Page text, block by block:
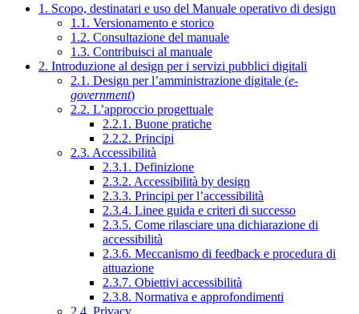
1. Scopo, destinatari e uso del Manuale operativo di design
1.1. Versionamento e storico
1.2. Consultazione del manuale
1.3. Contribuisci al manuale
2. Introduzione al design per i servizi pubblici digitali
2.1. Design per l’amministrazione digitale (e-
government)
2.2. L’approccio progettuale
2.2.1. Buone pratiche
2.2.2. Principi
2.3. Accessibilità
2.3.1. Definizione
2.3.2. Accessibilità by design
2.3.3. Principi per l’accessibilità
2.3.4. Linee guida e criteri di successo
2.3.5. Come rilasciare una dichiarazione di
accessibilità
2.3.6. Meccanismo di feedback e procedura di
attuazione
2.3.7. Obiettivi accessibilità
2.3.8. Normativa e approfondimenti
2.4. Privacy